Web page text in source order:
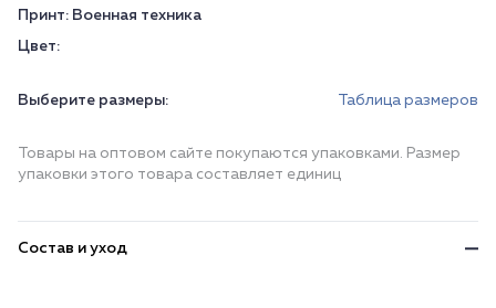
Принт: Военная техника
Цвет:
Выберите размеры: Таблица размеров
Товары на оптовом сайте покупаются упаковками. Размер
упаковки этого товара составляет единиц
Состав и уход